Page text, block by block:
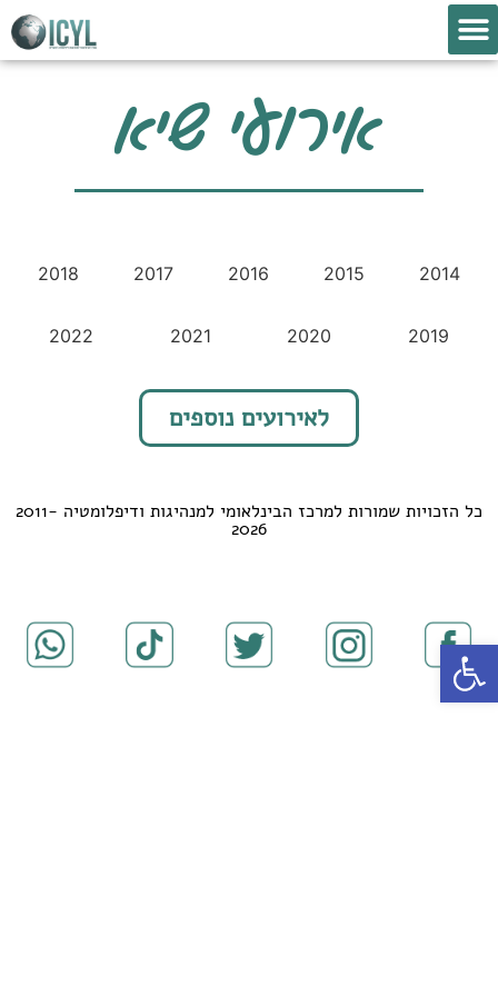
אירועי שיא
2014
2015
2016
2017
2018
2019
2020
2021
2022
לאירועים נוספים
כל הזכויות שמורות למרכז הבינלאומי למנהיגות ודיפלומטיה 2011-
2026
פתח סרגל נגישות